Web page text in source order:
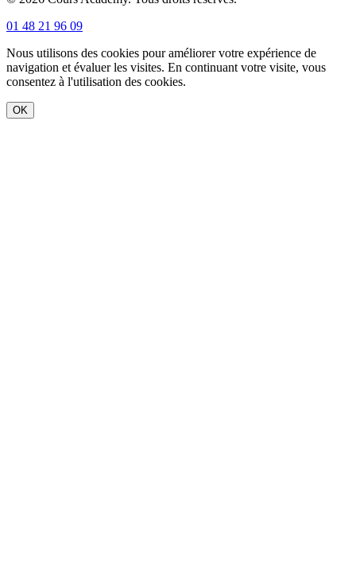
01 48 21 96 09
Nous utilisons des cookies pour améliorer votre expérience de
navigation et évaluer les visites. En continuant votre visite, vous
consentez à l'utilisation des cookies.
OK